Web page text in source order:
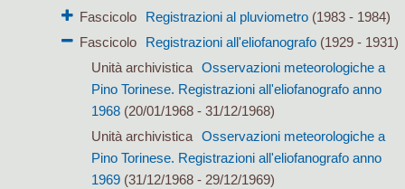
Fascicolo
Registrazioni al pluviometro(1983 - 1984)
Fascicolo
Registrazioni all'eliofanografo(1929 - 1931)
Unità archivistica Osservazioni meteorologiche a
Pino Torinese. Registrazioni all'eliofanografo anno
1968(20/01/1968 - 31/12/1968)
Unità archivistica Osservazioni meteorologiche a
Pino Torinese. Registrazioni all'eliofanografo anno
1969(31/12/1968 - 29/12/1969)